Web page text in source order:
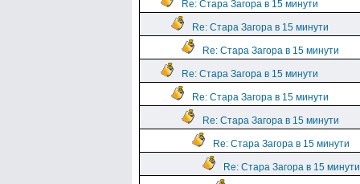
Re: Стара Загора в 15 минути
Re: Стара Загора в 15 минути
Re: Стара Загора в 15 минути
Re: Стара Загора в 15 минути
Re: Стара Загора в 15 минути
Re: Стара Загора в 15 минути
Re: Стара Загора в 15 минути
Re: Стара Загора в 15 минути